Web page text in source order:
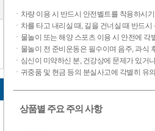
ㆍ차량 이용 시 반드시 안전벨트를 착용하시
ㆍ차를 타고 내리실 때, 길을 건너실 때 반드
ㆍ물놀이 또는 해양 스포츠 이용 시 안전에 각
ㆍ물놀이 전 준비운동은 필수이며 음주, 과식
ㆍ심신이 미약하신 분, 건강상에 문제가 있
ㆍ귀중품 및 현금 등의 분실사고에 각별히 유
상품별 주요 주의 사항